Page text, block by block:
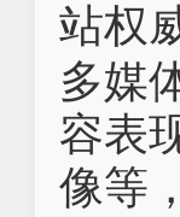
站权
多媒
容表
像等